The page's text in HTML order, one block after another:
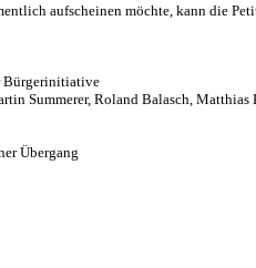
aufscheinen möchte, kann die
Bürgerinitiative
Summerer, Roland Balasch,
Übergang